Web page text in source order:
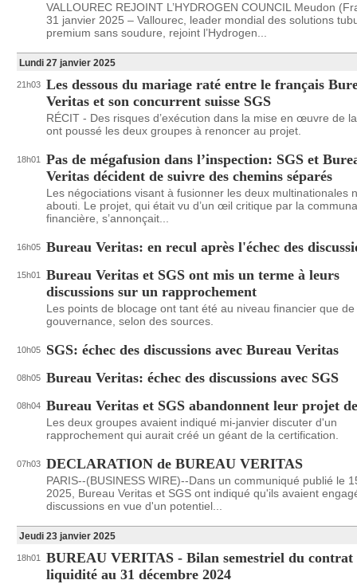
VALLOUREC REJOINT L’HYDROGEN COUNCIL Meudon
31 janvier 2025 – Vallourec, leader mondial des solutions
premium sans soudure, rejoint l’Hydrogen...
Lundi 27 janvier 2025
21h03 Les dessous du mariage raté entre le français
Veritas et son concurrent suisse SGS
RÉCIT - Des risques d’exécution dans la mise en œuvre de
ont poussé les deux groupes à renoncer au projet.
18h01
Pas de mégafusion dans l’inspection: SGS et
Veritas décident de suivre des chemins séparés
Les négociations visant à fusionner les deux multinationales
abouti. Le projet, qui était vu d’un œil critique par la
financière, s’annonçait...
16h05 Bureau Veritas: en recul après l'échec des
15h01
Bureau Veritas et SGS ont mis un terme à leurs
discussions sur un rapprochement
Les points de blocage ont tant été au niveau financier que de
gouvernance, selon des sources.
10h05 SGS: échec des discussions avec Bureau Veritas
08h05 Bureau Veritas: échec des discussions avec SGS
08h04 Bureau Veritas et SGS abandonnent leur projet
Les deux groupes avaient indiqué mi-janvier discuter d'un
rapprochement qui aurait créé un géant de la certification.
07h03 DECLARATION de BUREAU VERITAS
PARIS--(BUSINESS WIRE)--Dans un communiqué publié le
2025, Bureau Veritas et SGS ont indiqué qu'ils avaient
discussions en vue d'un potentiel...
Jeudi 23 janvier 2025
18h01
BUREAU VERITAS - Bilan semestriel du contrat
liquidité au 31 décembre 2024